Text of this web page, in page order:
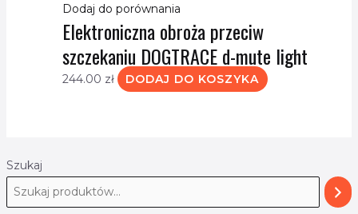
Szukaj
Dodaj do porównania
Elektroniczna obroża przeciw
szczekaniu DOGTRACE d-mute light
244.00 zł DODAJ DO KOSZYKA